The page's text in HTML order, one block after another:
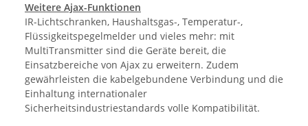
Weitere Ajax-Funktionen
IR-Lichtschranken, Haushaltsgas-, Temperatur-,
Flüssigkeitspegelmelder und vieles mehr: mit
MultiTransmitter sind die Geräte bereit, die
Einsatzbereiche von Ajax zu erweitern. Zudem
gewährleisten die kabelgebundene Verbindung und die
Einhaltung internationaler
Sicherheitsindustriestandards volle Kompatibilität.